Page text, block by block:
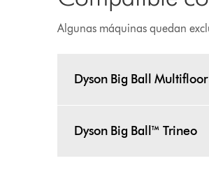
Algunas máquinas quedan
Dyson Big Ball
Dyson Big Ball™ Trineo